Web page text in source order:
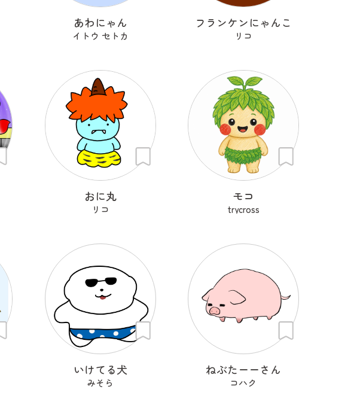
あわにゃん
イトウ セトカ
フランケンにゃんこ
リコ
おに丸
リコ
モコ
trycross
いけてる犬
みそら
ねぶたーーさん
コハク